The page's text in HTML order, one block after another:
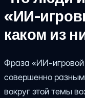
«ИИ-
каком из
Фраза «ИИ-игровой
совершенно
вокруг этой темы